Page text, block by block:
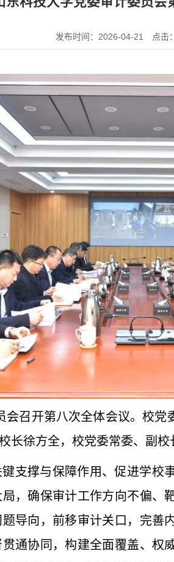
发布时间：2026-04-21 点击：
会召开第八次全体会议。校
长徐方全，校党委常委、副
支撑与保障作用、促进学
，确保审计工作方向不偏、
导向，前移审计关口，完
通协同，构建全面覆盖、